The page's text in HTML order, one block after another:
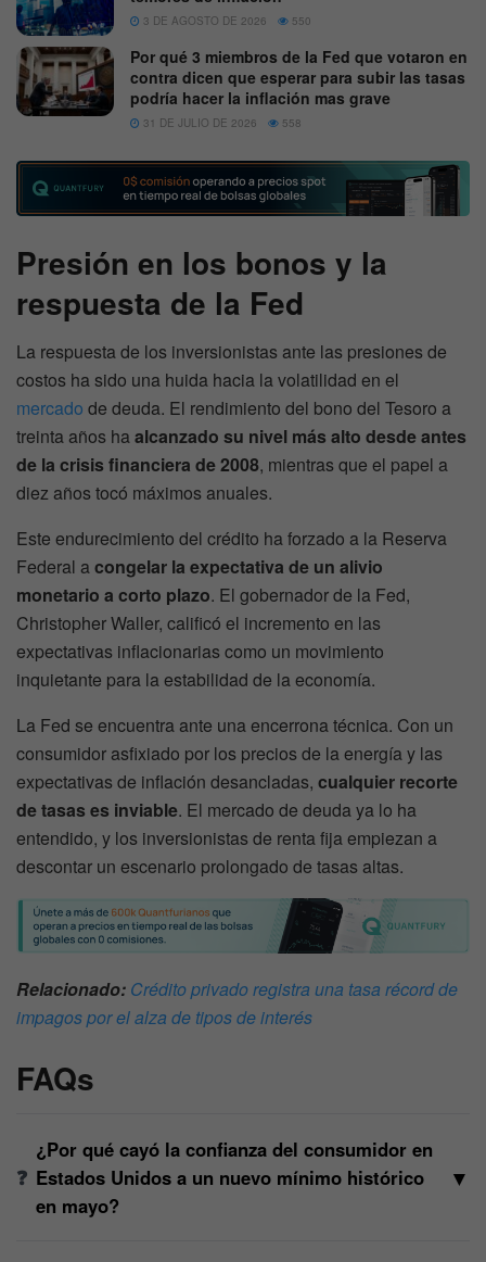
3 DE AGOSTO DE 2026 550
Por qué 3 miembros de la Fed que votaron en
contra dicen que esperar para subir las tasas
podría hacer la inflación mas grave
31 DE JULIO DE 2026 558
Presión en los bonos y la
respuesta de la Fed
La respuesta de los inversionistas ante las presiones de
costos ha sido una huida hacia la volatilidad en el
mercado de deuda. El rendimiento del bono del Tesoro a
treinta años haalcanzado su nivel más alto desde antes
de la crisis financiera de 2008, mientras que el papel a
diez años tocó máximos anuales.
Este endurecimiento del crédito ha forzado a la Reserva
Federal acongelar la expectativa de un alivio
monetario a corto plazo. El gobernador de la Fed,
Christopher Waller, calificó el incremento en las
expectativas inflacionarias como un movimiento
inquietante para la estabilidad de la economía.
La Fed se encuentra ante una encerrona técnica. Con un
consumidor asfixiado por los precios de la energía y las
expectativas de inflación desancladas, cualquier recorte
de tasas es inviable. El mercado de deuda ya lo ha
entendido, y los inversionistas de renta fija empiezan a
descontar un escenario prolongado de tasas altas.
Relacionado: Crédito privado registra una tasa récord de
impagos por el alza de tipos de interés
FAQs
¿Por qué cayó la confianza del consumidor en
Estados Unidos a un nuevo mínimo histórico
en mayo?
▼